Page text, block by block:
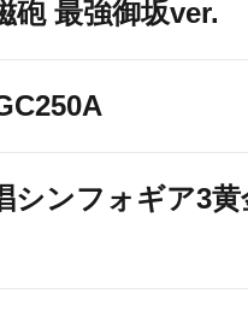
砲 最強御坂ver.
シンフォギア3黄